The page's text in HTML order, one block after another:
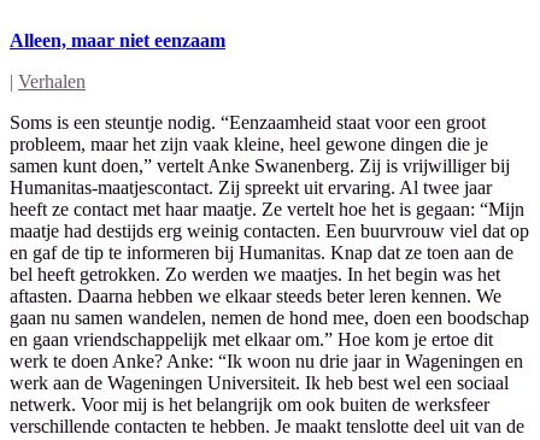
Alleen, maar niet eenzaam
| Verhalen
Soms is een steuntje nodig. “Eenzaamheid staat voor een groot
probleem, maar het zijn vaak kleine, heel gewone dingen die je
samen kunt doen,” vertelt Anke Swanenberg. Zij is vrijwilliger bij
Humanitas-maatjescontact. Zij spreekt uit ervaring. Al twee jaar
heeft ze contact met haar maatje. Ze vertelt hoe het is gegaan: “Mijn
maatje had destijds erg weinig contacten. Een buurvrouw viel dat op
en gaf de tip te informeren bij Humanitas. Knap dat ze toen aan de
bel heeft getrokken. Zo werden we maatjes. In het begin was het
aftasten. Daarna hebben we elkaar steeds beter leren kennen. We
gaan nu samen wandelen, nemen de hond mee, doen een boodschap
en gaan vriendschappelijk met elkaar om.” Hoe kom je ertoe dit
werk te doen Anke? Anke: “Ik woon nu drie jaar in Wageningen en
werk aan de Wageningen Universiteit. Ik heb best wel een sociaal
netwerk. Voor mij is het belangrijk om ook buiten de werksfeer
verschillende contacten te hebben. Je maakt tenslotte deel uit van de